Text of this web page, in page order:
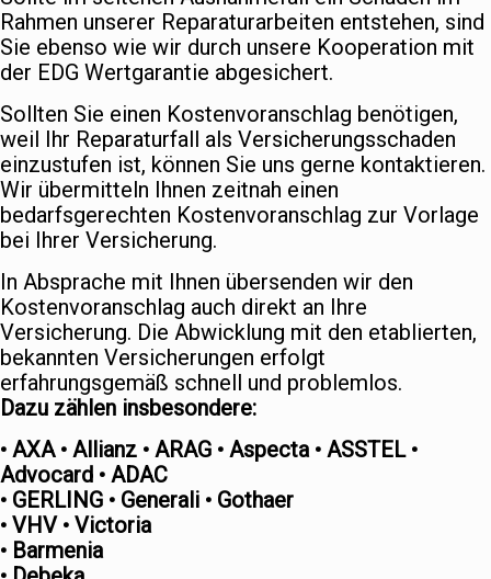
Rahmen unserer Reparaturarbeiten entstehen, sind
Sie ebenso wie wir durch unsere Kooperation mit
der EDG Wertgarantie abgesichert.
Sollten Sie einen Kostenvoranschlag benötigen,
weil Ihr Reparaturfall als Versicherungsschaden
einzustufen ist, können Sie uns gerne kontaktieren.
Wir übermitteln Ihnen zeitnah einen
bedarfsgerechten Kostenvoranschlag zur Vorlage
bei Ihrer Versicherung.
In Absprache mit Ihnen übersenden wir den
Kostenvoranschlag auch direkt an Ihre
Versicherung. Die Abwicklung mit den etablierten,
bekannten Versicherungen erfolgt
erfahrungsgemäß schnell und problemlos.
Dazu zählen insbesondere:
• AXA • Allianz • ARAG • Aspecta • ASSTEL •
Advocard • ADAC
• GERLING • Generali • Gothaer
• VHV • Victoria
• Barmenia